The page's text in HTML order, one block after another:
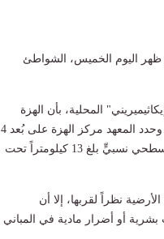
ريختر، ظهر اليوم الخميس، الشواطئ
المحلية، بأن الهزة
الأرضية وقعت في تمام الساعة 2:06 بعد الظهر بتوقيت رصد الزلازل. وحدد المعهد مركز الهزة على بُعد 4
كيلومترات فقط من الساحل الجنوبي الشرقي للجزيرة، وعلى عمق سطحي نسبيٍّ بلغ 13 كيلومتراً تحت
نظراً لقربها، إلا أن
بشرية أو أضرار مادية في المباني